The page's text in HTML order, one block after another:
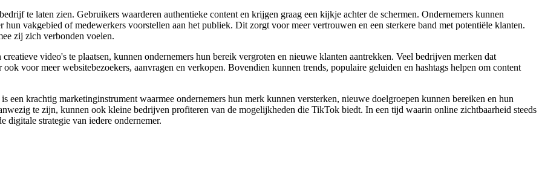
te laten zien. Gebruikers waarderen authentieke content en krijgen graag een kijkje achter de schermen. Ondernemers kunnen
vakgebied of medewerkers voorstellen aan het publiek. Dit zorgt voor meer vertrouwen en een sterkere band met potentiële klanten.
zij zich verbonden voelen.
video's te plaatsen, kunnen ondernemers hun bereik vergroten en nieuwe klanten aantrekken. Veel bedrijven merken dat
voor meer websitebezoekers, aanvragen en verkopen. Bovendien kunnen trends, populaire geluiden en hashtags helpen om content
een krachtig marketinginstrument waarmee ondernemers hun merk kunnen versterken, nieuwe doelgroepen kunnen bereiken en hun
te zijn, kunnen ook kleine bedrijven profiteren van de mogelijkheden die TikTok biedt. In een tijd waarin online zichtbaarheid steeds
strategie van iedere ondernemer.